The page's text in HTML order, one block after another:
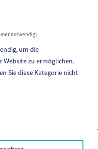
Paternion
28 88 0
88 - 40
notwendig)
um die
zu ermöglichen.
Sie diese Kategorie nicht